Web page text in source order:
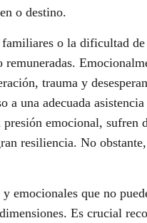
o destino.
o la dificultad
trauma y
una adecuada
emocional, sufren
resiliencia. No
emocionales que no
Es crucial